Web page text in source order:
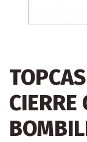
CIERRE